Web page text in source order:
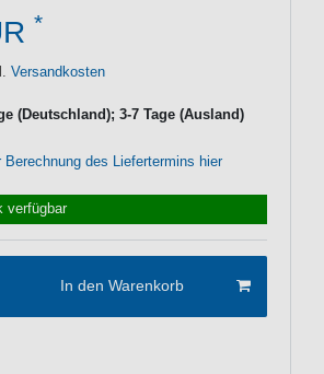
*
Versandkosten
(Deutschland); 3-7 Tage (Ausland)
Berechnung des Liefertermins hier
verfügbar
In den Warenkorb